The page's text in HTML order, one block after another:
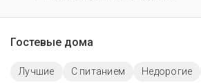
Гостевые дома
Лучшие С питанием Недорогие